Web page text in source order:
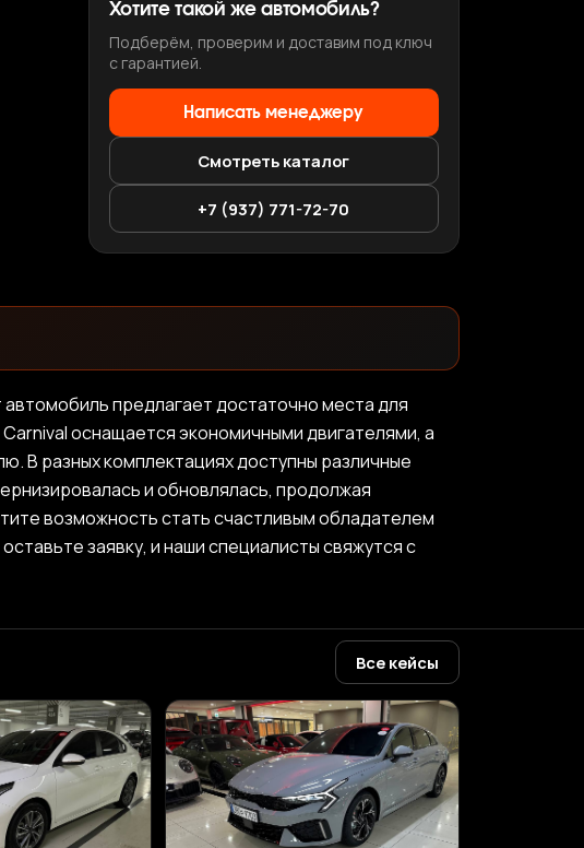
Хотите такой же автомобиль?
Подберём, проверим и доставим под ключ
с гарантией.
Написать менеджеру
Смотреть каталог
+7 (937) 771-72-70
предлагает достаточно места для
оснащается экономичными двигателями, а
В разных комплектациях доступны различные
и обновлялась, продолжая
возможность стать счастливым обладателем
заявку, и наши специалисты свяжутся с
Все кейсы